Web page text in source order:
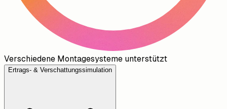
Verschiedene Montagesysteme unterstützt
Ertrags- & Verschattungssimulation